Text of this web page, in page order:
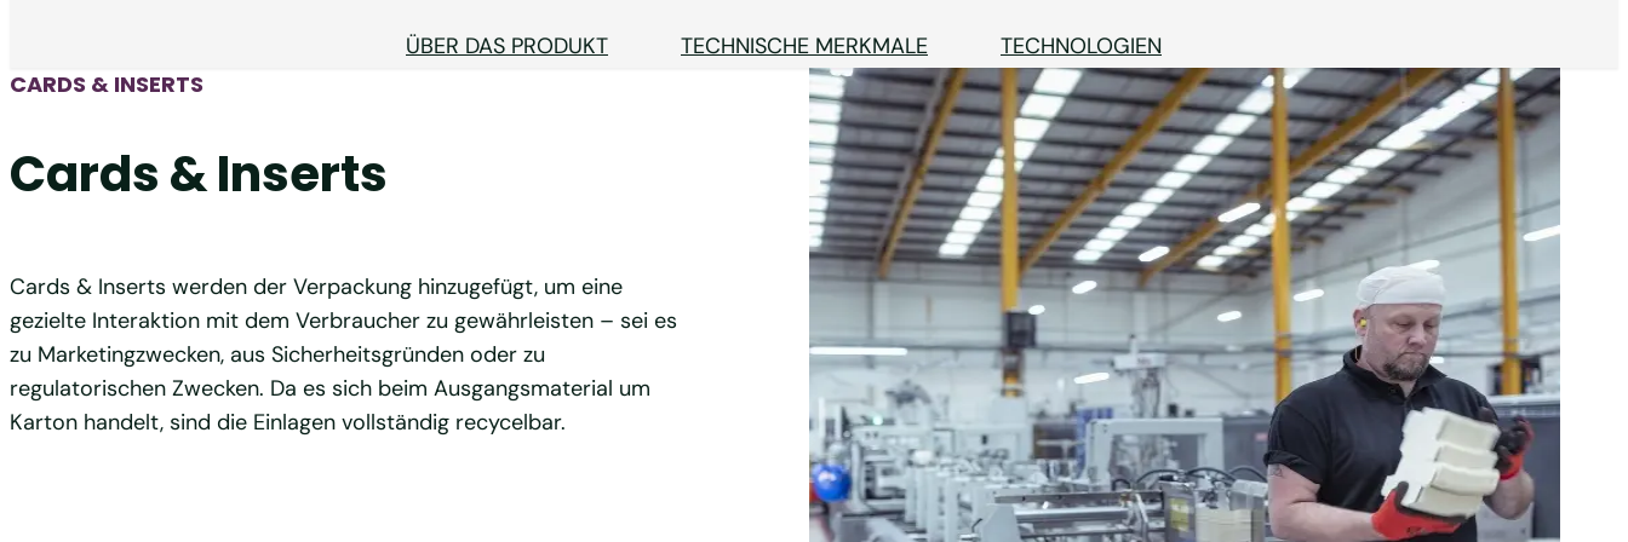
ÜBER DAS PRODUKT TECHNISCHE MERKMALE TECHNOLOGIEN
CARDS & INSERTS
Cards & Inserts
Cards & Inserts werden der Verpackung hinzugefügt, um eine
gezielte Interaktion mit dem Verbraucher zu gewährleisten – sei es
zu Marketingzwecken, aus Sicherheitsgründen oder zu
regulatorischen Zwecken. Da es sich beim Ausgangsmaterial um
Karton handelt, sind die Einlagen vollständig recycelbar.